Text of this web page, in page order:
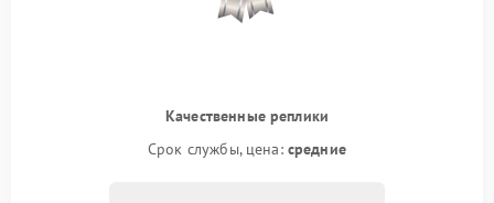
Качественные реплики
Срок службы, цена: средние